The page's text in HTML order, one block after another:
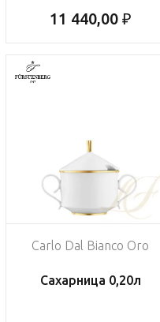
11 440,00 ₽
Carlo Dal Bianco Oro
Сахарница 0,20л